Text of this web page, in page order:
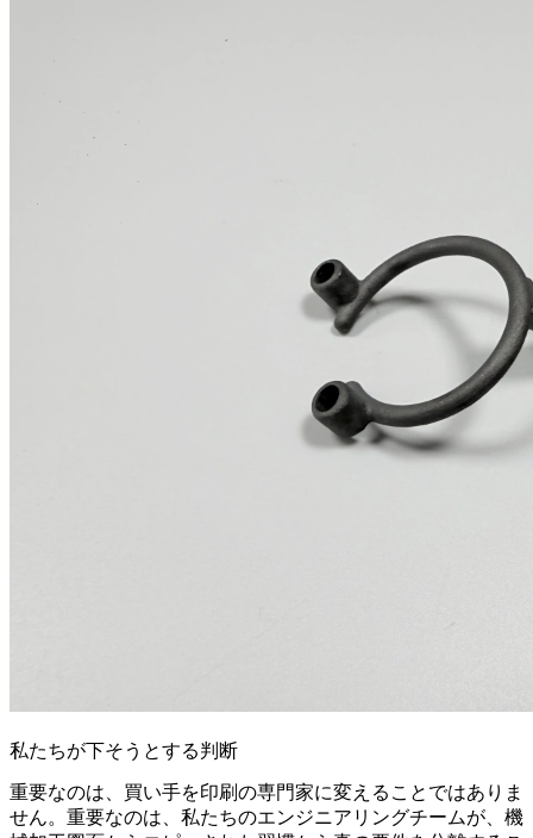
私たちが下そうとする判断
重要なのは、買い手を印刷の専門家に変えることではありま
せん。重要なのは、私たちのエンジニアリングチームが、機